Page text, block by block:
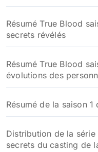
Résumé True Blood
secrets révélés
Résumé True Blood
évolutions des
Résumé de la saison 1
Distribution de la
secrets du casting de